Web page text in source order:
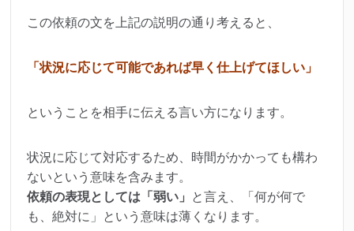
この依頼の文を上記の説明の通り考えると、
「状況に応じて可能であれば早く仕上げてほしい」
ということを相手に伝える言い方になります。
状況に応じて対応するため、時間がかかっても構わ
ないという意味を含みます。
依頼の表現としては「弱い」 と言え、「何が何で
も、絶対に」という意味は薄くなります。